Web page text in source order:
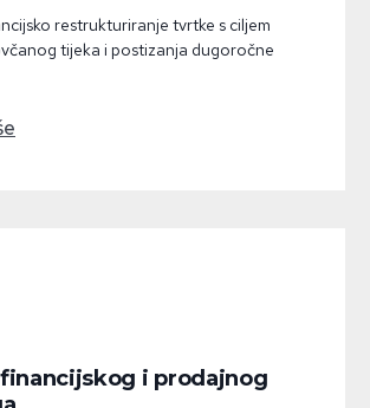
restrukturiranje tvrtke s ciljem
tijeka i postizanja dugoročne
i prodajnog